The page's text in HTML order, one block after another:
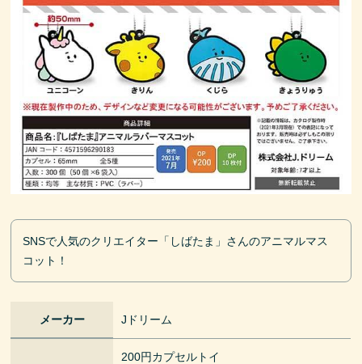
SNSで人気のクリエイター「しばたま」さんのアニマルマス
コット！
メーカー Jドリーム
200円カプセルトイ